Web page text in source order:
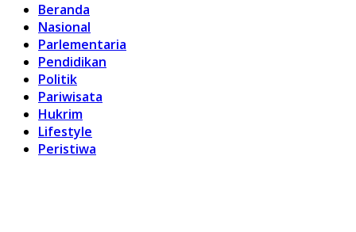
Beranda
Nasional
Parlementaria
Pendidikan
Politik
Pariwisata
Hukrim
Lifestyle
Peristiwa